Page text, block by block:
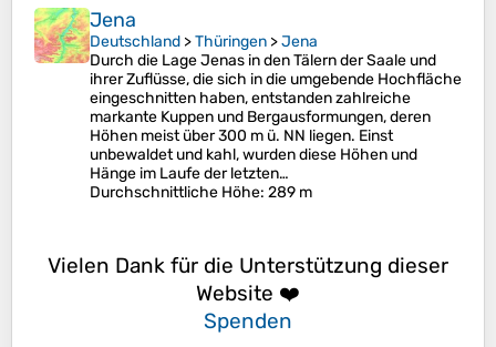
Jena
Deutschland >Thüringen >Jena
Durch die Lage Jenas in den Tälern der Saale und
ihrer Zuflüsse, die sich in die umgebende Hochfläche
eingeschnitten haben, entstanden zahlreiche
markante Kuppen und Bergausformungen, deren
Höhen meist über 300 m ü. NN liegen. Einst
unbewaldet und kahl, wurden diese Höhen und
Hänge im Laufe der letzten…
Durchschnittliche Höhe: 289 m
Vielen Dank für die Unterstützung dieser
Website ❤️
Spenden